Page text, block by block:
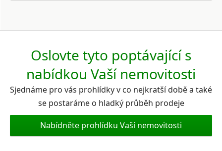
Oslovte tyto poptávající s
nabídkou Vaší nemovitosti
Sjednáme pro vás prohlídky v co nejkratší době a také
se postaráme o hladký průběh prodeje
Nabídněte prohlídku Vaší nemovitosti